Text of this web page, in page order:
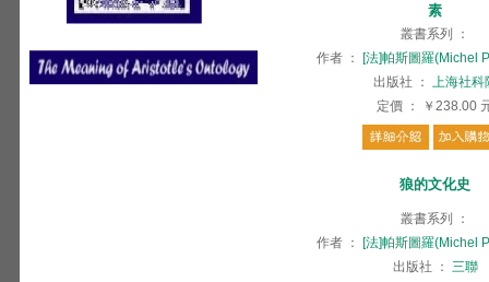
素
叢書系列
：
作者 ：
[法]帕斯圖羅(Michel
出版社
： 上海社科
定價 ： ￥238.00
狼的文化史
叢書系列
：
作者 ：
[法]帕斯圖羅(Michel
出版社
： 三聯